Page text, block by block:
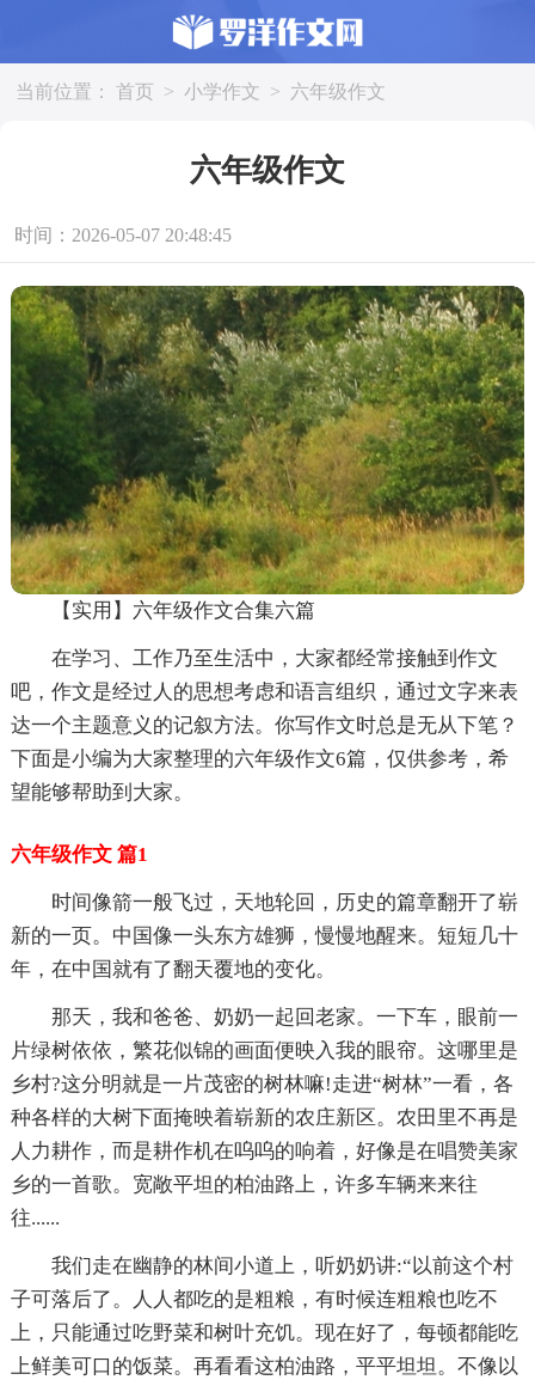
当前位置： 首页 > 小学作文 > 六年级作文
六年级作文
时间：2026-05-07 20:48:45
【实用】六年级作文合集六篇
在学习、工作乃至生活中，大家都经常接触到作文
吧，作文是经过人的思想考虑和语言组织，通过文字来表
达一个主题意义的记叙方法。你写作文时总是无从下笔？
下面是小编为大家整理的六年级作文6篇，仅供参考，希
望能够帮助到大家。
六年级作文 篇1
时间像箭一般飞过，天地轮回，历史的篇章翻开了崭
新的一页。中国像一头东方雄狮，慢慢地醒来。短短几十
年，在中国就有了翻天覆地的变化。
那天，我和爸爸、奶奶一起回老家。一下车，眼前一
片绿树依依，繁花似锦的画面便映入我的眼帘。这哪里是
乡村?这分明就是一片茂密的树林嘛!走进“树林”一看，各
种各样的大树下面掩映着崭新的农庄新区。农田里不再是
人力耕作，而是耕作机在呜呜的响着，好像是在唱赞美家
乡的一首歌。宽敞平坦的柏油路上，许多车辆来来往
往......
我们走在幽静的林间小道上，听奶奶讲:“以前这个村
子可落后了。人人都吃的是粗粮，有时候连粗粮也吃不
上，只能通过吃野菜和树叶充饥。现在好了，每顿都能吃
上鲜美可口的饭菜。再看看这柏油路，平平坦坦。不像以